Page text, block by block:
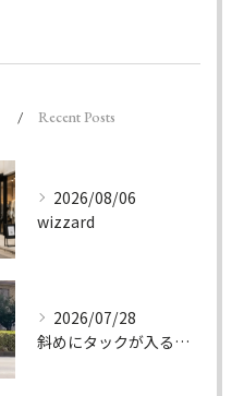
Recent Posts
2026/08/06
wizzard
2026/07/28
斜めにタックが入る事でスカートに綺麗な流れができ、品の良さを...